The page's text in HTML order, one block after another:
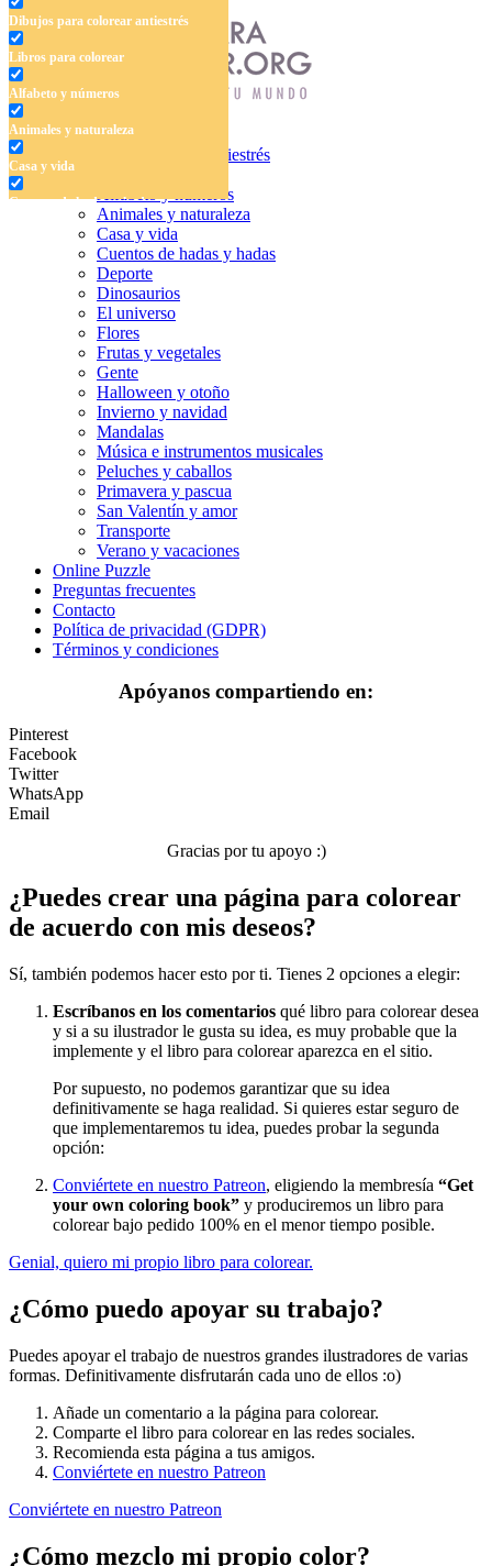
Dibujos para colorear antiestrés
Libros para colorear
Alfabeto y números
Animales y naturaleza
Casa y vida
Cuentos de hadas y hadas
Frutas y vegetales
Halloween y otoño
Invierno y navidad
Música e instrumentos musicales
Peluches y caballos
Primavera y pascua
Verano y vacaciones
Libros para colorear para niños
Nezaradené
Dibujos para colorear antiestrés
Libros para colorear
Alfabeto y números
Animales y naturaleza
Casa y vida
Cuentos de hadas y hadas
Deporte
Dinosaurios
El universo
Flores
Frutas y vegetales
Gente
Halloween y otoño
Invierno y navidad
Mandalas
Música e instrumentos musicales
Peluches y caballos
Primavera y pascua
San Valentín y amor
Transporte
Verano y vacaciones
Online Puzzle
Preguntas frecuentes
Contacto
Política de privacidad (GDPR)
Términos y condiciones
Apóyanos compartiendo en:
Pinterest
Facebook
Twitter
WhatsApp
Email
Gracias por tu apoyo :)
¿Puedes crear una página para colorear
de acuerdo con mis deseos?
Sí, también podemos hacer esto por ti. Tienes 2 opciones a elegir:
Escríbanos en los comentarios qué libro para colorear desea
y si a su ilustrador le gusta su idea, es muy probable que la
implemente y el libro para colorear aparezca en el sitio.
Por supuesto, no podemos garantizar que su idea
definitivamente se haga realidad. Si quieres estar seguro de
que implementaremos tu idea, puedes probar la segunda
opción:
Conviértete en nuestro Patreon, eligiendo la membresía “Get
your own coloring book” y produciremos un libro para
colorear bajo pedido 100% en el menor tiempo posible.
Genial, quiero mi propio libro para colorear.
¿Cómo puedo apoyar su trabajo?
Puedes apoyar el trabajo de nuestros grandes ilustradores de varias
formas. Definitivamente disfrutarán cada uno de ellos :o)
Añade un comentario a la página para colorear.
Comparte el libro para colorear en las redes sociales.
Recomienda esta página a tus amigos.
Conviértete en nuestro Patreon
Conviértete en nuestro Patreon
¿Cómo mezclo mi propio color?